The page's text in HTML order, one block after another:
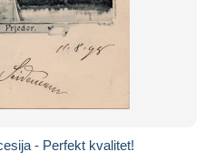
- Perfekt kvalitet!